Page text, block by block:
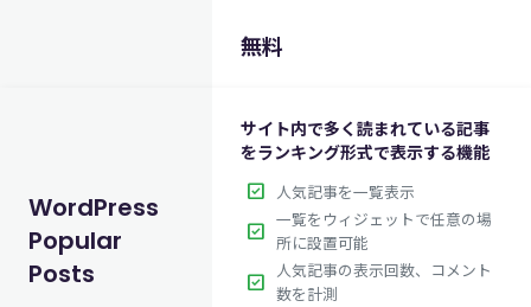
無料
WordPress
Popular
Posts
サイト内で多く読まれている記事
をランキング形式で表示する機能
check_box 人気記事を一覧表示
check_box 一覧をウィジェットで任意の場
所に設置可能
check_box 人気記事の表示回数、コメント
数を計測